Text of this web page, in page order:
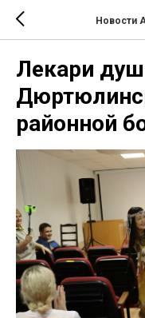
Лекари
районной